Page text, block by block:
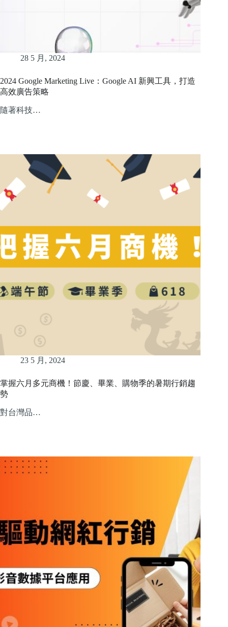
28 5 月, 2024
2024 Google Marketing Live：Google AI 新興工具，打造
高效廣告策略
隨著科技…
23 5 月, 2024
掌握六月多元商機！節慶、畢業、購物季的暑期行銷趨
勢
對台灣品…